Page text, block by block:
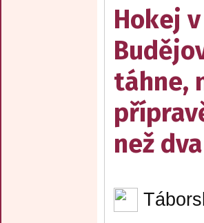
Hokej v
táhne,
než